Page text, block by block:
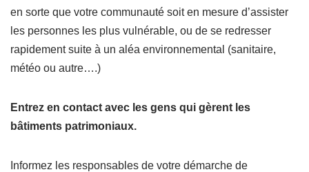
en sorte que votre communauté soit en mesure d’assister
les personnes les plus vulnérable, ou de se redresser
rapidement suite à un aléa environnemental (sanitaire,
météo ou autre….)
Entrez en contact avec les gens qui gèrent les
bâtiments patrimoniaux.
Informez les responsables de votre démarche de